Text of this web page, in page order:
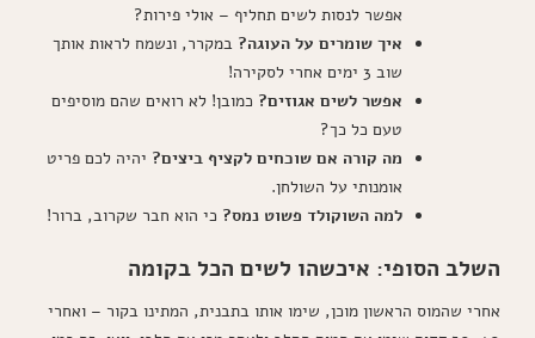
אפשר לנסות לשים תחליף – אולי פירות?
איך שומרים על העוגה? במקרר, ונשמח לראות אותך
שוב 3 ימים אחרי לסקירה!
אפשר לשים אגוזים? כמובן! לא רואים שהם מוסיפים
טעם כל כך?
מה קורה אם שוכחים לקציף ביצים? יהיה לכם פריט
אומנותי על השולחן.
למה השוקולד פשוט נמס? כי הוא חבר שקרוב, ברור!
השלב הסופי: איכשהו לשים הכל בקומה
אחרי שהמוס הראשון מוכן, שימו אותו בתבנית, המתינו בקור – ואחרי